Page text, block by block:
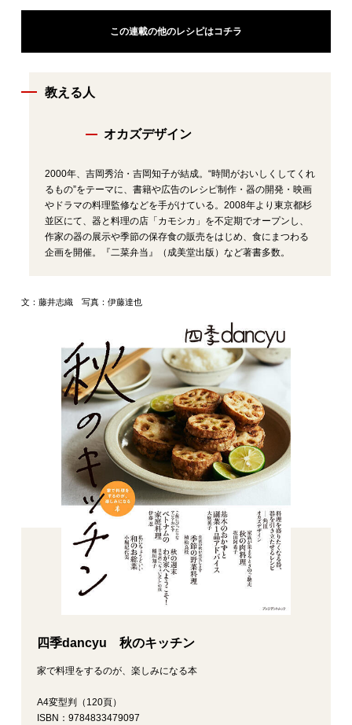
この連載の他のレシピはコチラ
教える人
オカズデザイン
2000年、吉岡秀治・吉岡知子が結成。“時間がおいしくしてくれ
るもの”をテーマに、書籍や広告のレシピ制作・器の開発・映画
やドラマの料理監修などを手がけている。2008年より東京都杉
並区にて、器と料理の店「カモシカ」を不定期でオープンし、
作家の器の展示や季節の保存食の販売をはじめ、食にまつわる
企画を開催。『二菜弁当』（成美堂出版）など著書多数。
文：藤井志織 写真：伊藤達也
四季dancyu 秋のキッチン
家で料理をするのが、楽しみになる本
A4変型判（120頁）
ISBN：9784833479097